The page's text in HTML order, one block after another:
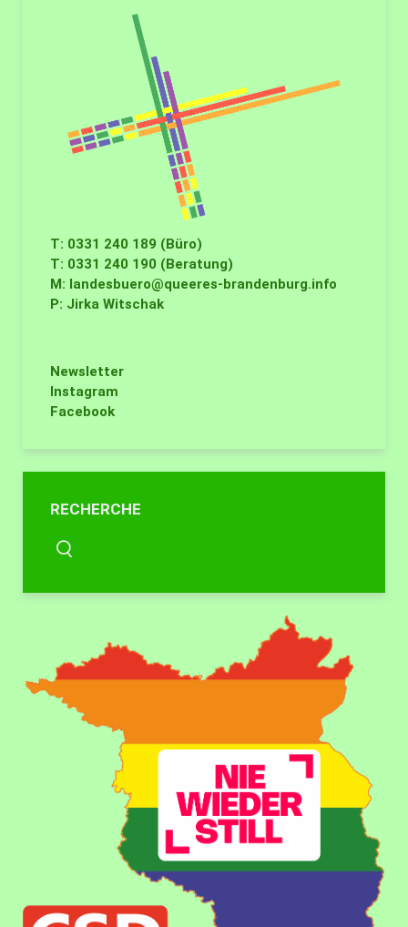
T: 0331 240 189 (Büro)
T: 0331 240 190 (Beratung)
M: landesbuero@queeres-brandenburg.info
P: Jirka Witschak
Newsletter
Instagram
Facebook
RECHERCHE